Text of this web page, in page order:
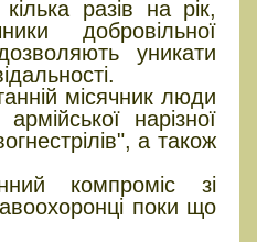
разів на рік,
добровільної
уникати
місячник люди
нарізної
а також
компроміс зі
поки що